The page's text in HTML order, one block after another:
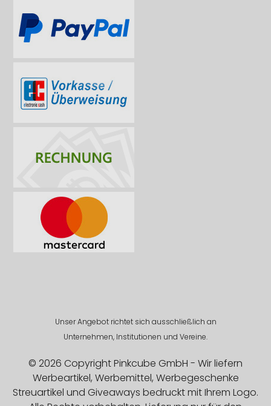
Unser Angebot richtet sich ausschließlich an
Unternehmen, Institutionen und Vereine.
© 2026 Copyright Pinkcube GmbH - Wir liefern
Werbeartikel, Werbemittel, Werbegeschenke
Streuartikel und Giveaways bedruckt mit Ihrem Logo.